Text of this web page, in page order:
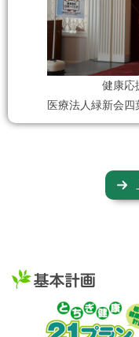
健康応援部
医療法人緑新会